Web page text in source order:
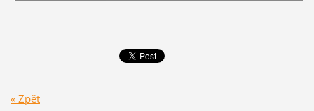
« Zpět